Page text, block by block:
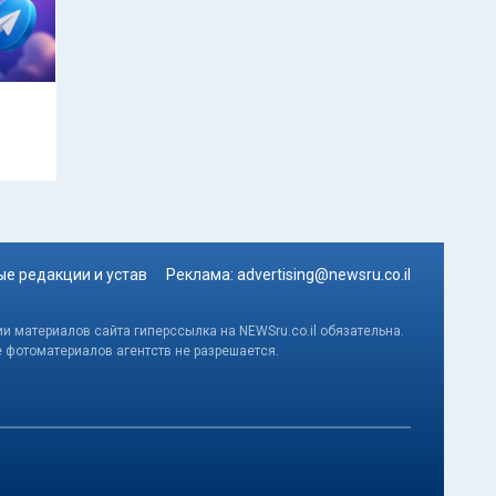
редакции и устав Реклама: advertising@newsru.co.il
сайта гиперссылка на NEWSru.co.il обязательна.
агентств не разрешается.